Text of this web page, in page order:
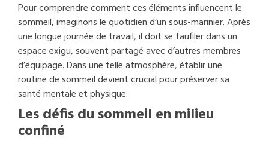
Pour comprendre comment ces éléments influencent le
sommeil, imaginons le quotidien d’un sous-marinier. Après
une longue journée de travail, il doit se faufiler dans un
espace exigu, souvent partagé avec d’autres membres
d’équipage. Dans une telle atmosphère, établir une
routine de sommeil devient crucial pour préserver sa
santé mentale et physique.
Les défis du sommeil en milieu
confiné